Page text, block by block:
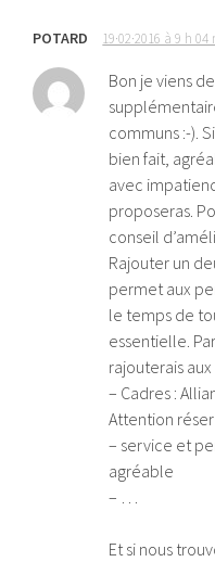
POTARD 19·02·2016 à 9 h 04
Bon je viens
communs :-).
bien fait,
avec
proposeras.
conseil
Rajouter un
permet aux
le temps de
essentielle.
rajouterais
– Cadres :
Attention
– service et
agréable
– …
Et si nous